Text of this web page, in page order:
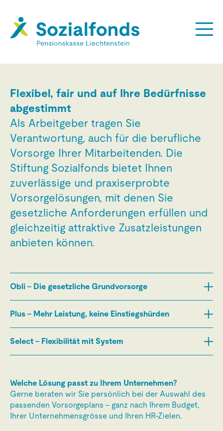
Flexibel, fair und auf Ihre Bedürfnisse
abgestimmt
Als Arbeitgeber tragen Sie
Verantwortung, auch für die berufliche
Vorsorge Ihrer Mitarbeitenden. Die
Stiftung Sozialfonds bietet Ihnen
zuverlässige und praxiserprobte
Vorsorgelösungen, mit denen Sie
gesetzliche Anforderungen erfüllen und
gleichzeitig attraktive Zusatzleistungen
anbieten können.
Obli – Die gesetzliche Grundvorsorge
Plus – Mehr Leistung, keine Einstiegshürden
Select – Flexibilität mit System
Welche Lösung passt zu Ihrem Unternehmen?
Gerne beraten wir Sie persönlich bei der Auswahl des
passenden Vorsorgeplans – ganz nach Ihrem Budget,
Ihrer Unternehmensgrösse und Ihren HR-Zielen.